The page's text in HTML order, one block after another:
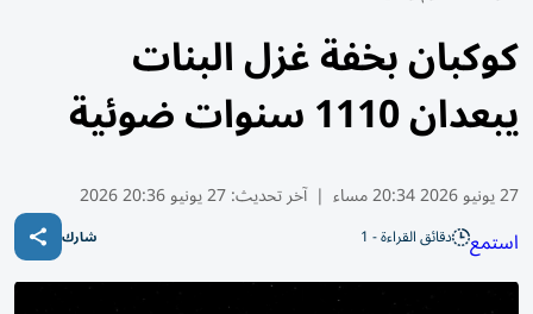
كوكبان بخفة غزل البنات
يبعدان 1110 سنوات ضوئية
27 يونيو 2026 20:34 مساء | آخر تحديث:27 يونيو 20:36 2026
استمع دقائق القراءة - 1 شارك